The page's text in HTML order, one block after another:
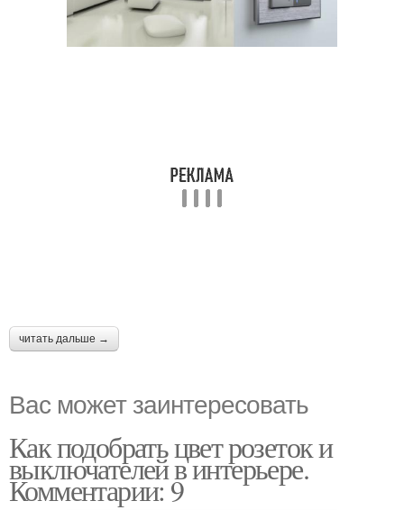
читать дальше →
Вас может заинтересовать
Как подобрать цвет розеток и
выключателей в интерьере.
Комментарии: 9